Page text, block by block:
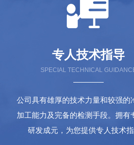
专人技术指导
SPECIAL TECHNICAL
公司具有雄厚的技术力量和较强的
加工能力及完备的检测手段。拥有
研发成元，为您提供专人技术指